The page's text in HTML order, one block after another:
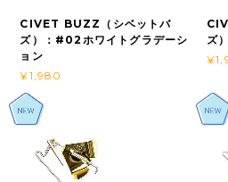
CIVET BUZZ（シベットバ
ズ）：#02ホワイトグラデーシ
ョン
¥1,980
ズ